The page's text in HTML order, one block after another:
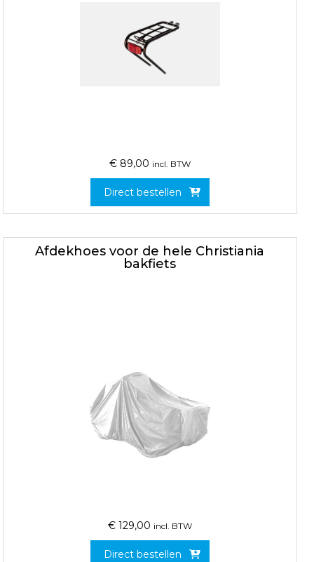
€ 89,00 incl. BTW
Direct bestellen
Afdekhoes voor de hele Christiania
bakfiets
€ 129,00 incl. BTW
Direct bestellen